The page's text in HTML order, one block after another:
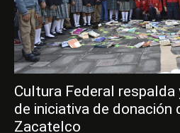
Cultura Federal
de iniciativa de donación
Zacatelco